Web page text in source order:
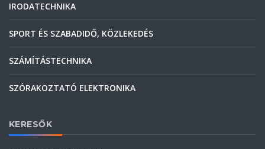
IRODATECHNIKA
SPORT ÉS SZABADIDŐ, KÖZLEKEDÉS
SZÁMÍTÁSTECHNIKA
SZÓRAKOZTATÓ ELEKTRONIKA
KERESŐK